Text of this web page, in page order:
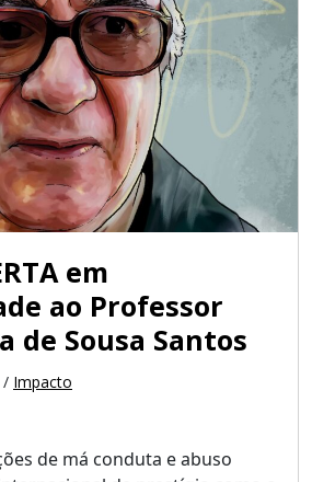
em
ao Professor
de Sousa Santos
/ Impacto
de má conduta e abuso